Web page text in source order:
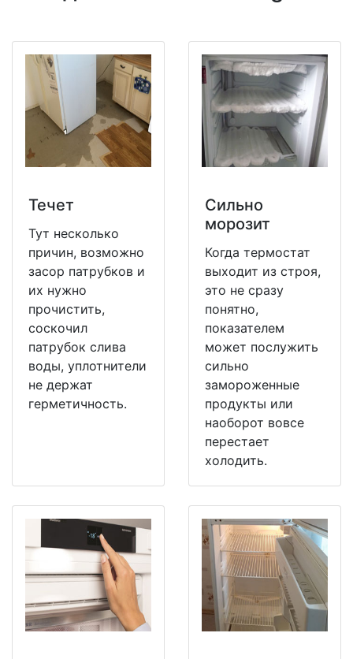
Течет
Тут несколько
причин, возможно
засор патрубков и
их нужно
прочистить,
соскочил
патрубок слива
воды, уплотнители
не держат
герметичность.
Сильно
морозит
Когда термостат
выходит из строя,
это не сразу
понятно,
показателем
может послужить
сильно
замороженные
продукты или
наоборот вовсе
перестает
холодить.